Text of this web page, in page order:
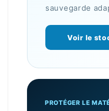
sauvegarde
Voir le
PROTÉGER LE